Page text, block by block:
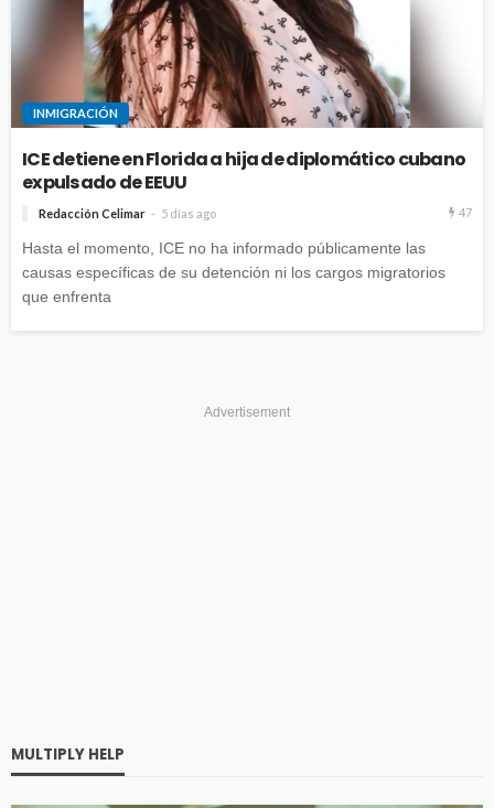
INMIGRACIÓN
ICE detiene en Florida a hija de diplomático cubano
expulsado de EEUU
Redacción Celimar 5 días ago 47
Hasta el momento, ICE no ha informado públicamente las
causas específicas de su detención ni los cargos migratorios
que enfrenta
Advertisement
MULTIPLY HELP